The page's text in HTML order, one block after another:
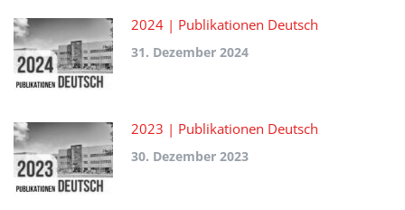
2024 | Publikationen Deutsch
31. Dezember 2024
2023 | Publikationen Deutsch
30. Dezember 2023